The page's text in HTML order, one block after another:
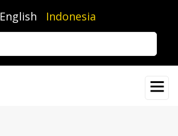
English Indonesia